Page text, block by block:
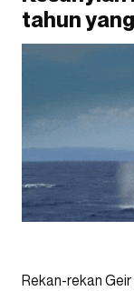
tahun
Rekan-rekan